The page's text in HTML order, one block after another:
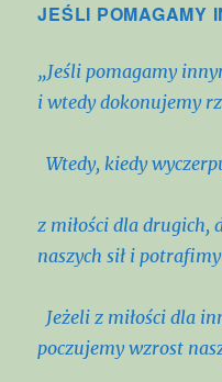
JEŚLI POMAGAMY
„Jeśli pomagamy
i wtedy dokonujemy
Wtedy, kiedy
z miłości dla drugich,
naszych sił i potrafimy
Jeżeli z miłości dla
poczujemy wzrost